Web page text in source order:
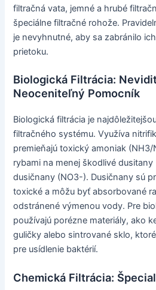
filtračná vata, jemné a hrubé
špeciálne filtračné rohože.
je nevyhnutné, aby sa zabránilo
prietoku.
Biologická Filtrácia:
Neoceniteľný Pomocník
Biologická filtrácia je
filtračného systému. Využíva
premieňajú toxický amoniak
rybami na menej škodlivé
dusičnany (NO3-). Dusičnany sú
toxické a môžu byť absorbované
odstránené výmenou vody. Pre
používajú porézne materiály, ako
guličky alebo sintrované sklo,
pre usídlenie baktérií.
Chemická Filtrácia: